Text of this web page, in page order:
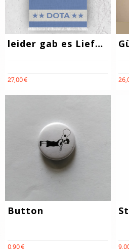
leider gab es Lieferschwierigkeiten!! Strandtuch
27,00 €
Button
0,90 €